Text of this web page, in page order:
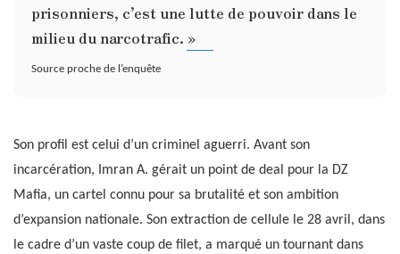
prisonniers, c’est une lutte de pouvoir dans le
milieu du narcotrafic. »
Source proche de l’enquête
Son profil est celui d’un criminel aguerri. Avant son
incarcération, Imran A. gérait un point de deal pour la DZ
Mafia, un cartel connu pour sa brutalité et son ambition
d’expansion nationale. Son extraction de cellule le 28 avril, dans
le cadre d’un vaste coup de filet, a marqué un tournant dans